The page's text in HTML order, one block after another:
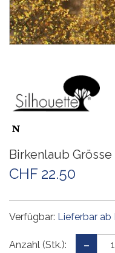
Birkenlaub
CHF 22.50
Verfügbar: Lieferbar ab
Anzahl (Stk.):